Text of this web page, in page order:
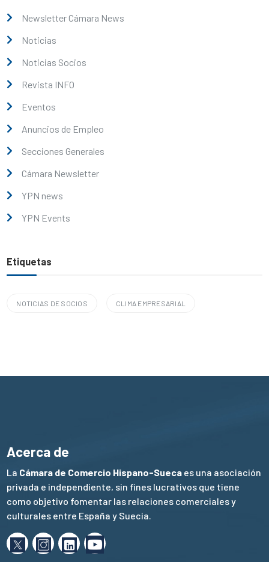
Newsletter Cámara News
Noticias
Noticias Socios
Revista INFO
Eventos
Anuncios de Empleo
Secciones Generales
Cámara Newsletter
YPN news
YPN Events
Etiquetas
NOTICIAS DE SOCIOS CLIMA EMPRESARIAL
Acerca de
La Cámara de Comercio Hispano-Sueca es una asociación
privada e independiente, sin fines lucrativos que tiene
como objetivo fomentar las relaciones comerciales y
culturales entre España y Suecia.